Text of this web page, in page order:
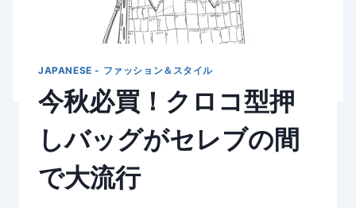
JAPANESE - ファッション＆スタイル
今秋必買！クロコ型押
しバッグがセレブの間
で大流行